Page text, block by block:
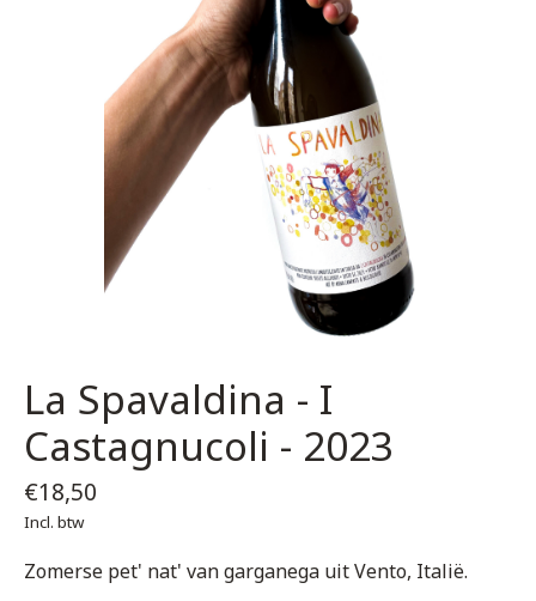
La Spavaldina - I
Castagnucoli - 2023
€18,50
Incl. btw
Zomerse pet' nat' van garganega uit Vento, Italië.